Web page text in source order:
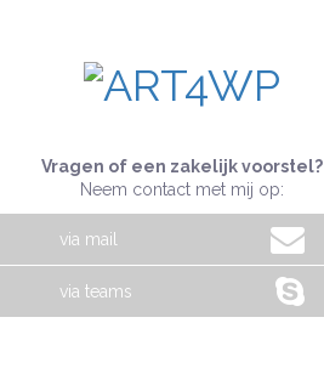
Vragen of een zakelijk voorstel?
Neem contact met mij op:
via mail
via teams